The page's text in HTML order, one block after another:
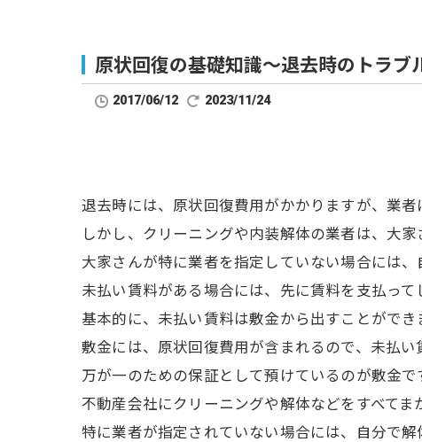
原状回復の基礎知識～退去時のトラブ
2017/06/12 2023/11/24
退去時には、原状回復費用がかかりますが、業
しかし、クリーニングや内装解体の業者は、大
大家さんが特に業者を指定していない場合には、
未払い賃料がある場合には、先に賃料を支払って
基本的に、未払い賃料は敷金から出すことができ
敷金には、原状回復費用が含まれるので、未払
万が一のための保証として預けているのが敷金
不動産会社にクリーニングや解体などをすべてま
特に業者が指定されていない場合には、自分で